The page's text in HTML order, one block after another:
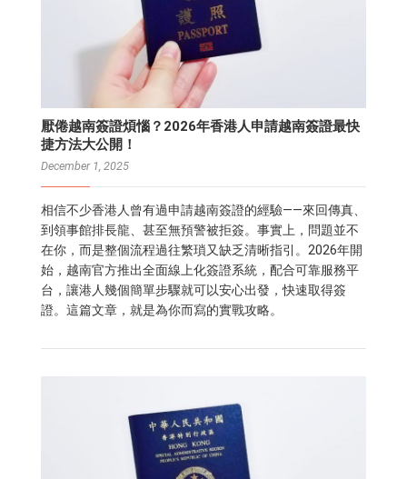
厭倦越南簽證煩惱？2026年香港人申請越南簽證最快
捷方法大公開！
December 1, 2025
相信不少香港人曾有過申請越南簽證的經驗——來回傳真、
到領事館排長龍、甚至無預警被拒簽。事實上，問題並不
在你，而是整個流程過往繁瑣又缺乏清晰指引。2026年開
始，越南官方推出全面線上化簽證系統，配合可靠服務平
台，讓港人幾個簡單步驟就可以安心出發，快速取得簽
證。這篇文章，就是為你而寫的實戰攻略。